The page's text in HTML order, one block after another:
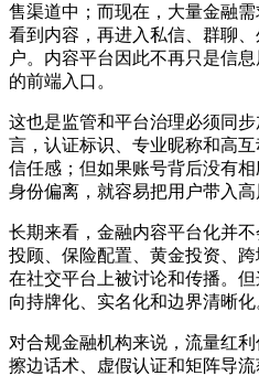
售渠道中；而现在，大量金融
看到内容，再进入私信、群聊
户。内容平台因此不再只是信
的前端入口。
这也是监管和平台治理必须同
言，认证标识、专业昵称和高
信任感；但如果账号背后没有
身份偏离，就容易把用户带入高
长期来看，金融内容平台化并
投顾、保险配置、黄金投资、
在社交平台上被讨论和传播。
向持牌化、实名化和边界清晰化
对合规金融机构来说，流量红
擦边话术、虚假认证和矩阵导